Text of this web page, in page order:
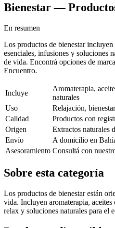
Bienestar—
En resumen
Los productos de bienestar incluyen
esenciales, infusiones y soluciones
de vida. Encontrá opciones de
Encuentro.
Incluye
Aromaterapia,
naturales
Uso
Relajación,
Calidad
Productos con
Origen
Extractos naturales
Envío
A domicilio en
Asesoramiento Consultá con
Sobre esta categoría
Los productos de bienestar están
vida. Incluyen aromaterapia, aceites
relax y soluciones naturales para el